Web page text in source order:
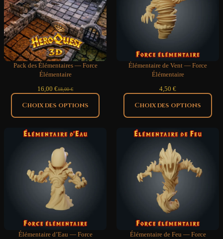
Pack des Élémentaires — Force
Élémentaire
18,00€
Le
initial
était :
16,00 €
Le
actuel
est :
Choix des options
Élémentaire de Vent — Force
Élémentaire
4,50 €
Choix des options
Élémentaire d’Eau — Force
Élémentaire de Feu — Force